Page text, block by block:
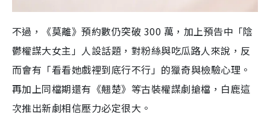
不過，《莫離》預約數仍突破 300 萬，加上預告中「陰
鬱權謀大女主」人設話題，對粉絲與吃瓜路人來說，反
而會有「看看她戲裡到底行不行」的獵奇與檢驗心理。
再加上同檔期還有《翹楚》等古裝權謀劇搶檔，白鹿這
次推出新劇相信壓力必定很大。